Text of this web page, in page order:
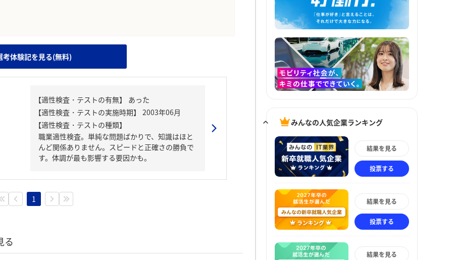
考体験記を見る(無料)
【適性検査・テストの種類】
職業適性検査。単純な問題ばかりで、知識はほと
んど関係ありません。スピードと正確さの勝負で
す。体調が最も影響する要因かも。
1
る
みんなの人気企業ランキング
結果を見る
投票する
結果を見る
投票する
結果を見る